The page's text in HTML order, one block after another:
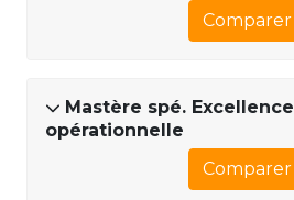
Comparer
Mastère spé. Excellence
opérationnelle
Comparer